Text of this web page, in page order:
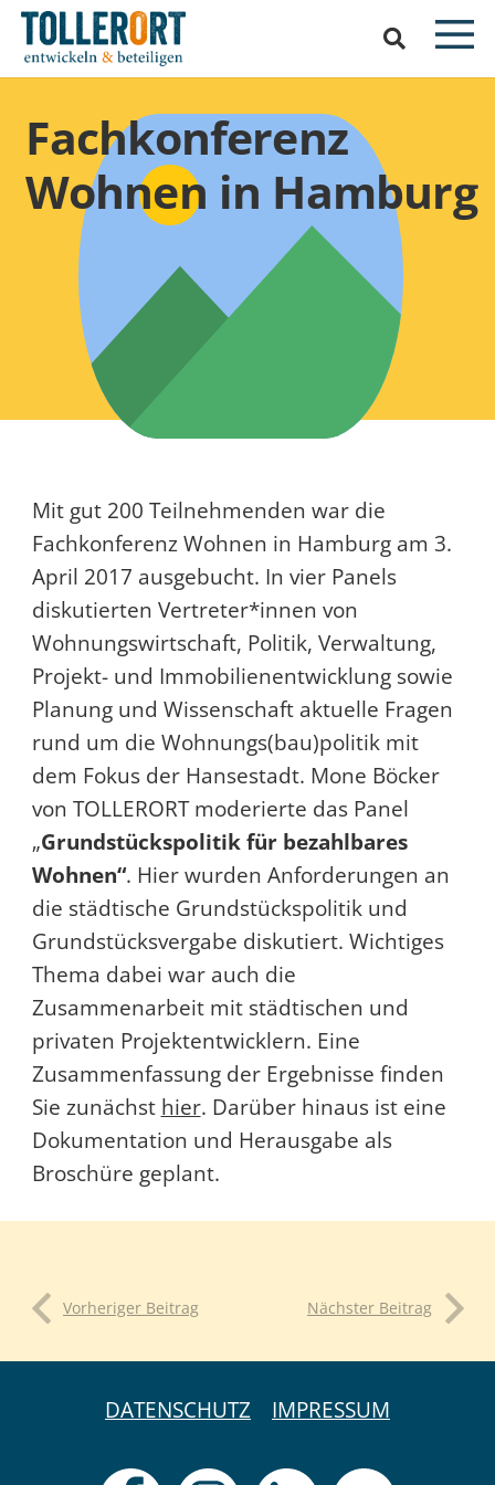
Fachkonferenz
Wohnen in Hamburg
Mit gut 200 Teilnehmenden war die
Fachkonferenz Wohnen in Hamburg am 3.
April 2017 ausgebucht. In vier Panels
diskutierten Vertreter*innen von
Wohnungswirtschaft, Politik, Verwaltung,
Projekt- und Immobilienentwicklung sowie
Planung und Wissenschaft aktuelle Fragen
rund um die Wohnungs(bau)politik mit
dem Fokus der Hansestadt. Mone Böcker
von TOLLERORT moderierte das Panel
„Grundstückspolitik für bezahlbares
Wohnen“. Hier wurden Anforderungen an
die städtische Grundstückspolitik und
Grundstücksvergabe diskutiert. Wichtiges
Thema dabei war auch die
Zusammenarbeit mit städtischen und
privaten Projektentwicklern. Eine
Zusammenfassung der Ergebnisse finden
Sie zunächst hier. Darüber hinaus ist eine
Dokumentation und Herausgabe als
Broschüre geplant.
Vorheriger Beitrag Nächster Beitrag
DATENSCHUTZ IMPRESSUM